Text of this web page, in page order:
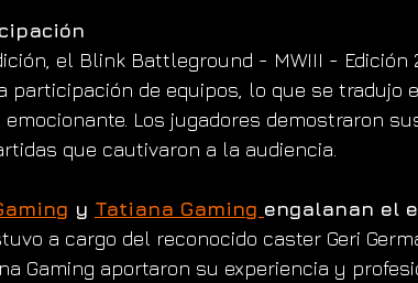
el Blink Battleground - MWIII -
participación de equipos, lo que se tradujo
Los jugadores demostraron
que cautivaron a la audiencia.
y Tatiana Gaming engalanan el
a cargo del reconocido caster Geri
Gaming aportaron su experiencia y